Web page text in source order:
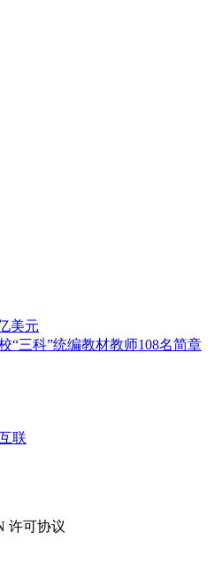
美元
“三科”统编教材教师108名简章
联
许可协议